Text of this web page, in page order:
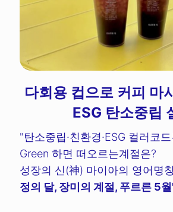
다회용 컵으로 커피 마
ESG 탄소중립
"탄소중립·친환경·ESG 컬러코
Green 하면 떠오르는계절은?
성장의 신(神) 마이아의 영어명
정의 달, 장미의 계절, 푸르른 5